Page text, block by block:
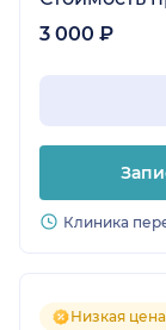
3 000 ₽
Клиника
Низкая